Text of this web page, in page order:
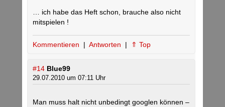
… ich habe das Heft schon, brauche also nicht
mitspielen !
Kommentieren | Antworten | ⇑ Top
#14 Blue99
29.07.2010 um 07:11 Uhr
Man muss halt nicht unbedingt googlen können –